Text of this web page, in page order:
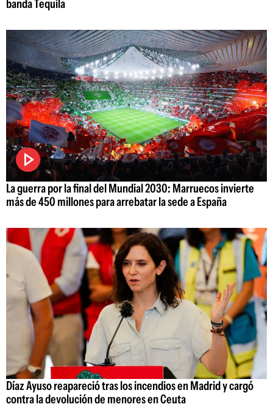
banda Tequila
La guerra por la final del Mundial 2030: Marruecos invierte
más de 450 millones para arrebatar la sede a España
Díaz Ayuso reapareció tras los incendios en Madrid y cargó
contra la devolución de menores en Ceuta